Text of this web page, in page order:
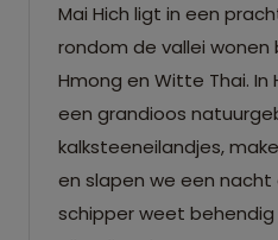
Mai Hich ligt in een
rondom de vallei wonen
Hmong en Witte Thai. In
een grandioos
kalksteeneilandjes,
en slapen we een
schipper weet